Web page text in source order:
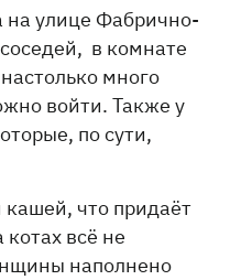
улице Фабрично-
в комнате
много
войти. Также у
по сути,
что придаёт
всё не
наполнено